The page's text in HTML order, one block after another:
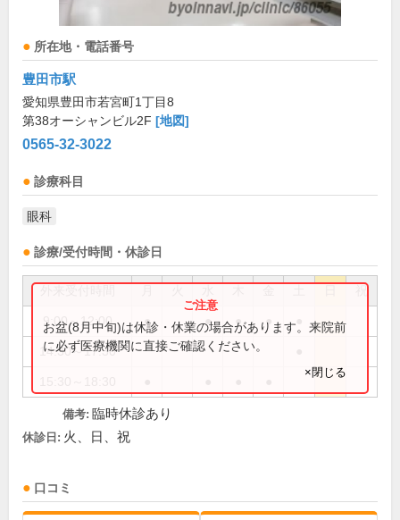
所在地・電話番号
豊田市駅
愛知県豊田市若宮町1丁目8
第38オーシャンビル2F [地図]
0565-32-3022
診療科目
眼科
診療/受付時間・休診日
祝
9:00～12:00 ● ● ● ●
14:30～17:30
お盆(8月中旬)は休診・休業の場合があります。来院前
に必ず医療機関に直接ご確認ください。
×閉じる
備考: 臨時休診あり
休診日: 火、日、祝
口コミ